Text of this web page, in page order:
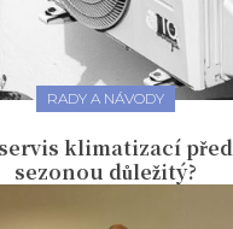
RADY A NÁVODY
klimatizací
sezonou důležitý?